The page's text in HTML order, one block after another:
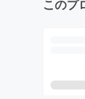
このプ